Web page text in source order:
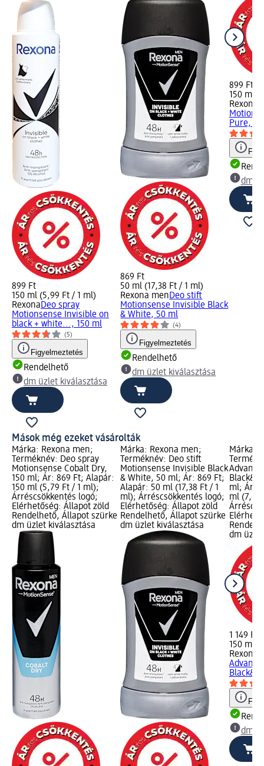
899 Ft
150 ml (5,99 Ft / 1 ml)
RexonaDeo spray
Motionsense Invisible on
black + white..., 150 ml
(5)
Figyelmeztetés
Rendelhető
dm üzlet kiválasztása
869 Ft
50 ml (17,38 Ft / 1 ml)
Rexona menDeo stift
Motionsense Invisible Black
& White, 50 ml
(4)
Figyelmeztetés
Rendelhető
dm üzlet kiválasztása
899 Ft
150 ml
Rexona
Pure,
dm
Mások még ezeket vásárolták
Márka: Rexona men;
Terméknév: Deo spray
Motionsense Cobalt Dry,
150 ml; Ár: 869 Ft; Alapár:
150 ml (5,79 Ft / 1 ml);
Árréscsökkentés logó;
Elérhetőség: Állapot zöld
Rendelhető, Állapot szürke
dm üzlet kiválasztása
Márka: Rexona men;
Terméknév: Deo stift
Motionsense Invisible Black
& White, 50 ml; Ár: 869 Ft;
Alapár: 50 ml (17,38 Ft / 1
ml); Árréscsökkentés logó;
Elérhetőség: Állapot zöld
Rendelhető, Állapot szürke
dm üzlet kiválasztása
Márka:
ml; Ár: 1
ml (7,66
dm
1 149 Ft
150 ml
Rexona
dm